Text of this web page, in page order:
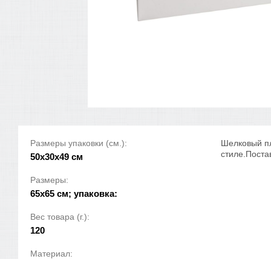
Размеры упаковки (см.):
50x30x49 см
Размеры:
65х65 см; упаковка:
Вес товара (г.):
120
Материал:
Шелковый